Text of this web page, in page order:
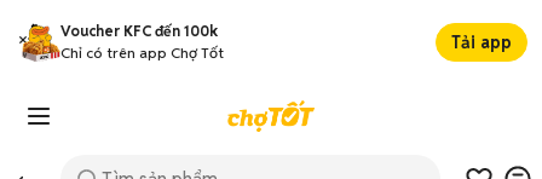
Voucher KFC đến 100k
Chỉ có trên app Chợ Tốt
Tải app